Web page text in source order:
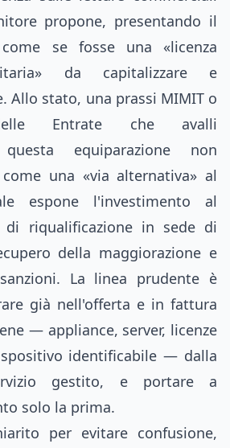
propone, presentando il
se fosse una «licenza
da capitalizzare e
Allo stato, una prassi MIMIT o
Entrate che avalli
questa equiparazione non
una «via alternativa» al
espone l'investimento al
di riqualificazione in sede di
della maggiorazione e
La linea prudente è
già nell'offerta e in fattura
— appliance, server, licenze
identificabile — dalla
gestito, e portare a
solo la prima.
per evitare confusione,